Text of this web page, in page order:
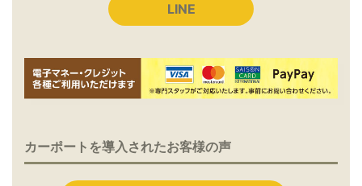
LINE
カーポートを導入されたお客様の声